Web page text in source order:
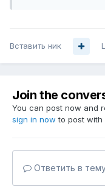
Вставить ник
Join the
You can post now and
sign in now to post with
Ответить в